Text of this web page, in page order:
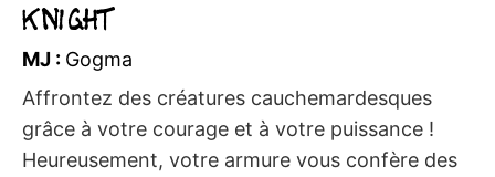
Knight
MJ : Gogma
Affrontez des créatures cauchemardesques
grâce à votre courage et à votre puissance !
Heureusement, votre armure vous confère des